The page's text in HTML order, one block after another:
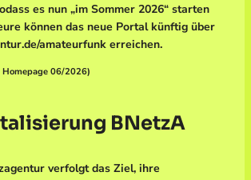
es nun „im Sommer 2026“ starten
können das neue Portal künftig über
amateurfunk erreichen.
Homepage 06/2026)
BNetzA
verfolgt das Ziel, ihre